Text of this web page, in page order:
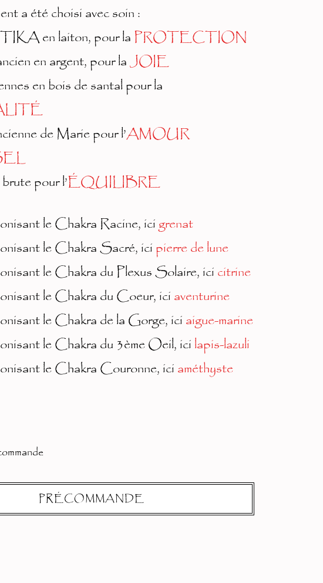
a été choisi avec soin :
TIKA en laiton, pour laPROTECTION
en argent, pour laJOIE
en bois de santal pour la
de Marie pour l’AMOUR
pour l’ÉQUILIBRE
le Chakra Racine, icigrenat
le Chakra Sacré, icipierre de lune
le Chakra du Plexus Solaire, icicitrine
le Chakra du Coeur, iciaventurine
le Chakra de la Gorge, iciaigue-marine
le Chakra du 3ème Oeil, icilapis-lazuli
le Chakra Couronne, iciaméthyste
PRÉCOMMANDE